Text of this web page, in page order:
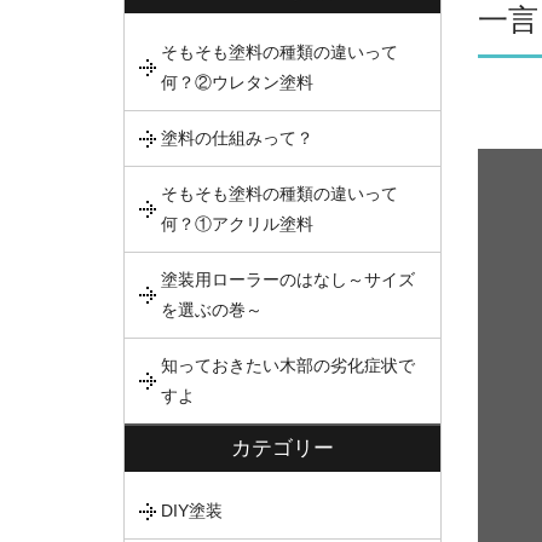
一
そもそも塗料の種類の違いって
何？②ウレタン塗料
塗料の仕組みって？
そもそも塗料の種類の違いって
何？①アクリル塗料
塗装用ローラーのはなし～サイズ
を選ぶの巻～
知っておきたい木部の劣化症状で
すよ
カテゴリー
DIY塗装